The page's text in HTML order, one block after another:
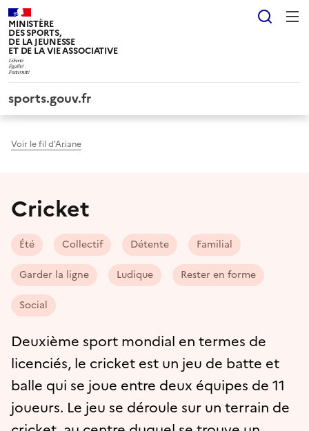
MINISTÈRE
DES SPORTS,
DE LA JEUNESSE
ET DE LA VIE ASSOCIATIVE
sports.gouv.fr
Voir le fil d'Ariane
Cricket
Été Collectif Détente Familial
Garder la ligne Ludique Rester en forme
Social
Deuxième sport mondial en termes de
licenciés, le cricket est un jeu de batte et
balle qui se joue entre deux équipes de 11
joueurs. Le jeu se déroule sur un terrain de
Panneau de gestion des cookies tarteaucitron